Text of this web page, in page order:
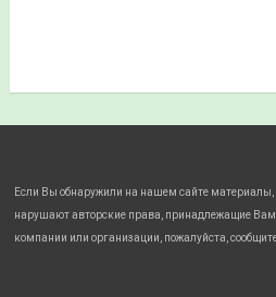
Если Вы обнаружили на нашем сайте материалы,
нарушают авторские права, принадлежащие
компании или организации, пожалуйста,